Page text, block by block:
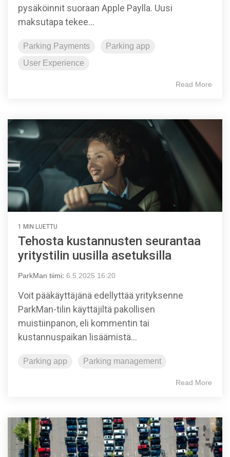
pysäköinnit suoraan Apple Paylla. Uusi
maksutapa tekee...
Parking Payments
Parking app
User Experience
Read More
1 MIN LUETTU
Tehosta kustannusten seurantaa
yritystilin uusilla asetuksilla
ParkMan tiimi: 6.5.2025 16:20
Voit pääkäyttäjänä edellyttää yrityksenne
ParkMan-tilin käyttäjiltä pakollisen
muistiinpanon, eli kommentin tai
kustannuspaikan lisäämistä...
Parking app Parking management
Read More